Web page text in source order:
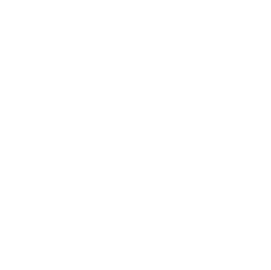
vårt med
og behandler data fra